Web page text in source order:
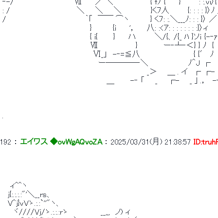
‐-/　　　　　 　 　 　 　 Ⅶ　 　／ ＼　　　　　 　 { fﾌ {　　 } 　 ′: :.vi〉{
: /　　　　　　　　　　　　 ＼　　＼　　＼　　　　　 }くﾌ人　　　 {: :
/　　　　　　　 　 　 　 　 　 ｀｢　￣￣ ⌒ヽ　　 　 } くﾌ: :.＼___ﾉ: : : }〉
}　　 　 {i　　 '，　　八: :<ｱ: : : : : : : :}〉ィ　 　Ｌノ　
{ i{　 　 }　　 ハ　　　 ＼/{、/{_ ﾊ }ソｉ {-‐ｧ'⌒ｱ‐
Ⅶ　　　　　　　} 　 　 　 ー‐┴‐＜} } ﾉ　{　　{　 {
Ⅵ_」　-‐=≦八　　　　　　　　　　{ {′ ﾉ ┌ ┌-　
ー────‐＼　　　　　 　　ﾉ＾J ┌　 ┌- _ 　イ
_＞ 　 ＿ . イ　┌ ┌- 　 ／　　‐-　　
＿　　　-‐ 「　　_ 　 ┌- 　 _ ｣ .，　-‐ ^　
192 ： エイワス ◆ovWgAQvoZA ： 2025/03/31(月) 21:38:57
ィ^^ヽ
j{:.:.:.:"'＼__rｓ、
V^j}vVゝ.:.:`''"ヽ、
ヾ////Vj/ゝ.:.:.:rゝ　　　　　　__,,,　ノ) ィ